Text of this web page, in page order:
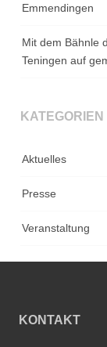
Emmendingen
Mit dem Bähnle
Teningen auf
KATEGORIEN
Aktuelles
Presse
Veranstaltung
KONTAKT